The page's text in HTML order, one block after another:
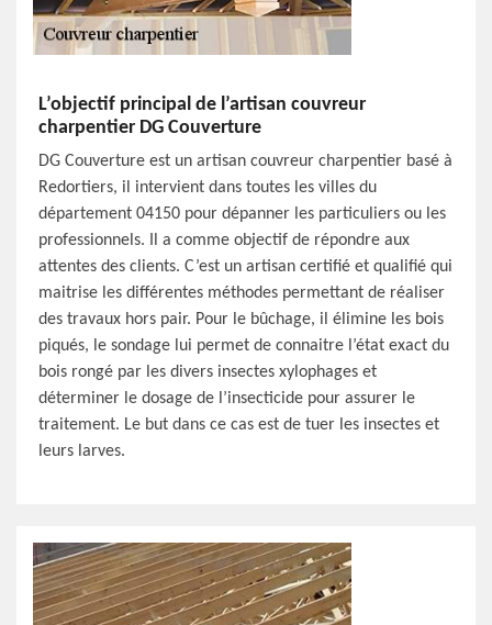
L’objectif principal de l’artisan couvreur
charpentier DG Couverture
DG Couverture est un artisan couvreur charpentier basé à
Redortiers, il intervient dans toutes les villes du
département 04150 pour dépanner les particuliers ou les
professionnels. Il a comme objectif de répondre aux
attentes des clients. C’est un artisan certifié et qualifié qui
maitrise les différentes méthodes permettant de réaliser
des travaux hors pair. Pour le bûchage, il élimine les bois
piqués, le sondage lui permet de connaitre l’état exact du
bois rongé par les divers insectes xylophages et
déterminer le dosage de l’insecticide pour assurer le
traitement. Le but dans ce cas est de tuer les insectes et
leurs larves.